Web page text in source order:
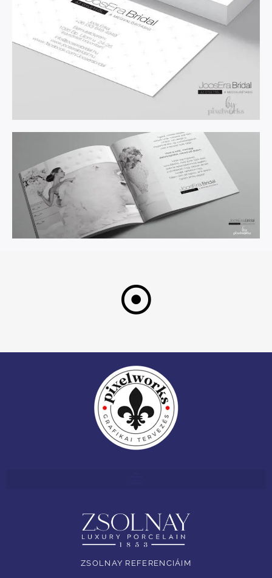
ZSOLNAY REFERENCIÁIM